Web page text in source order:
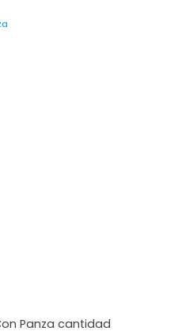
Panza cantidad